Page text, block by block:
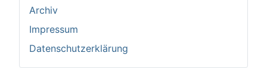
Archiv
Impressum
Datenschutzerklärung